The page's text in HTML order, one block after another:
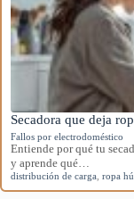
Secadora que deja
Fallos por electrodoméstico
Entiende por qué tu
y aprende qué…
distribución de carga ropa